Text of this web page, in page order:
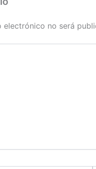
electrónico no será